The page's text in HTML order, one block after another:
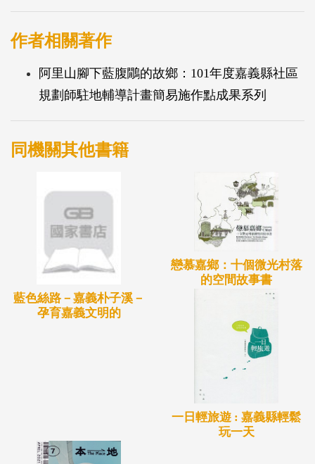
作者相關著作
阿里山腳下藍腹鷳的故鄉：101年度嘉義縣社區
規劃師駐地輔導計畫簡易施作點成果系列
同機關其他書籍
藍色絲路－嘉義朴子溪－
孕育嘉義文明的
戀慕嘉鄉：十個微光村落
的空間故事書
一日輕旅遊 : 嘉義縣輕鬆
玩一天